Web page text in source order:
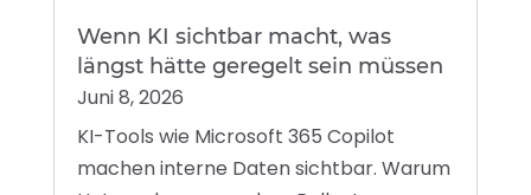
Wenn KI sichtbar macht, was
längst hätte geregelt sein müssen
Juni 8, 2026
KI-Tools wie Microsoft 365 Copilot
machen interne Daten sichtbar. Warum